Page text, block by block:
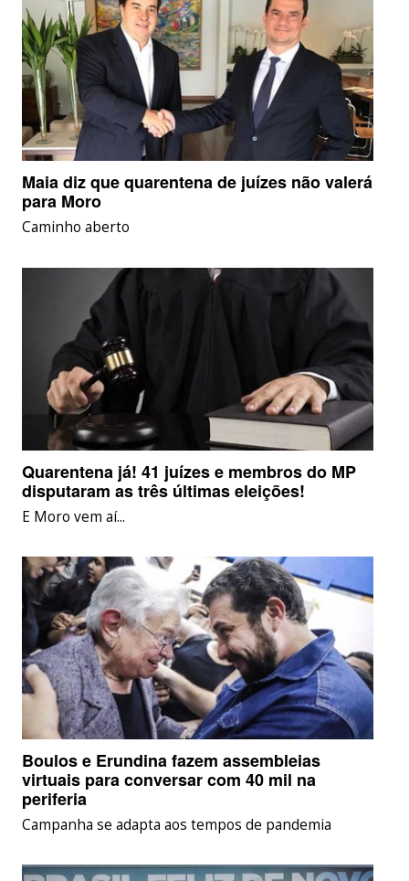
Maia diz que quarentena de juízes não valerá
para Moro
Caminho aberto
Quarentena já! 41 juízes e membros do MP
disputaram as três últimas eleições!
E Moro vem aí...
Boulos e Erundina fazem assembleias
virtuais para conversar com 40 mil na
periferia
Campanha se adapta aos tempos de pandemia